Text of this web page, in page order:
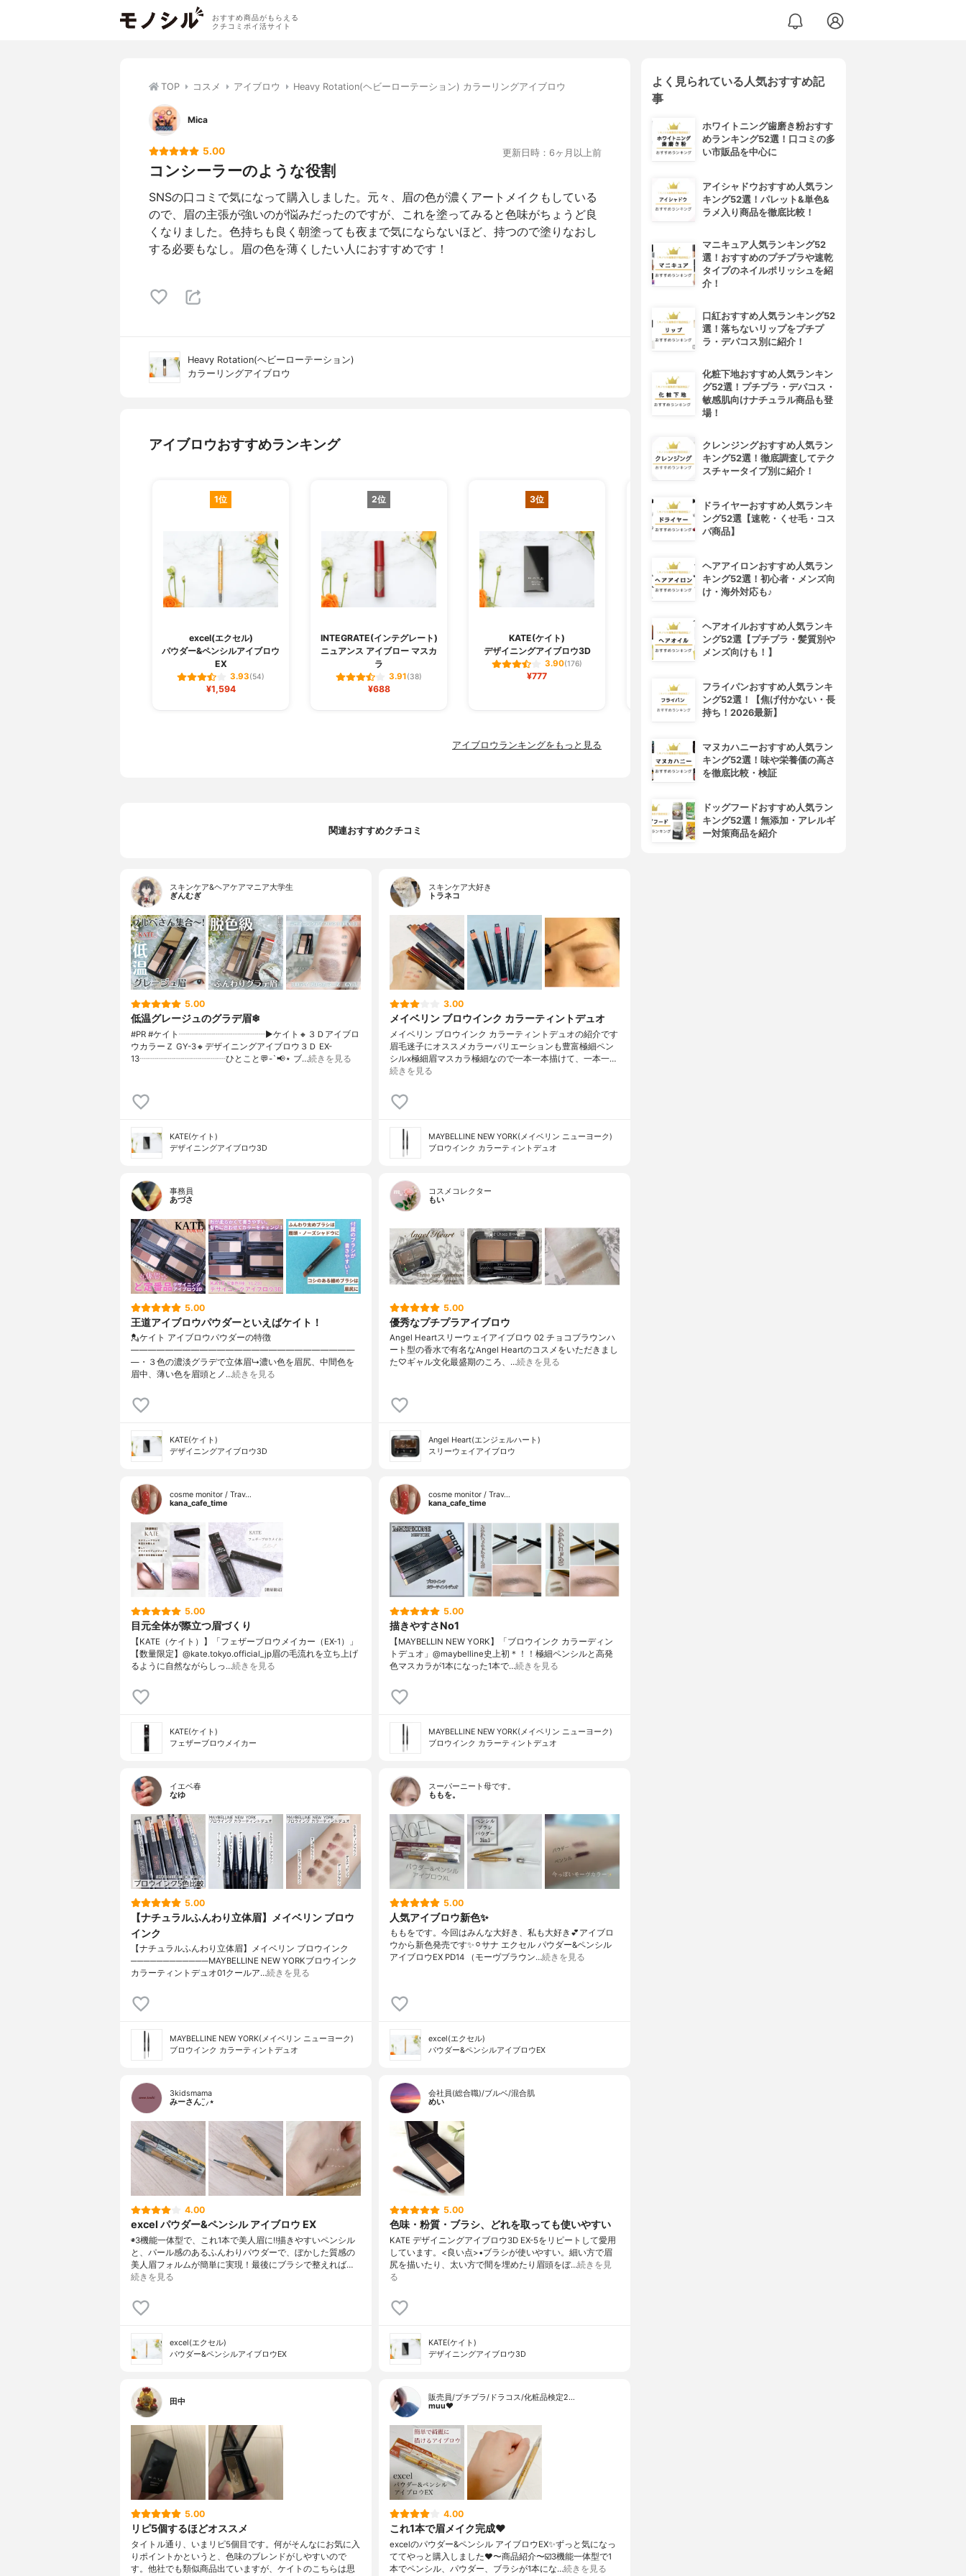
おすすめ商品がもらえる
クチコミポイ活サイト
TOP コスメ アイブロウ Heavy Rotation(ヘビーローテーション) カラーリングアイブロウ
Mica
5.00 更新日時：6ヶ月以上前
コンシーラーのような役割
SNSの口コミで気になって購入しました。元々、眉の色が濃くアートメイクもしている
ので、眉の主張が強いのが悩みだったのですが、これを塗ってみると色味がちょうど良
くなりました。色持ちも良く朝塗っても夜まで気にならないほど、持つので塗りなおし
する必要もなし。眉の色を薄くしたい人におすすめです！
Heavy Rotation(ヘビーローテーション)
カラーリングアイブロウ
アイブロウおすすめランキング
1位
excel(エクセル)
パウダー&ペンシルアイブロウ
EX
3.93(54)
¥1,594
2位
INTEGRATE(インテグレート)
ニュアンス アイブロー マスカ
ラ
3.91(38)
¥688
3位
KATE(ケイト)
デザイニングアイブロウ3D
3.90(176)
¥777
4位
Heavy Rotation(ヘビーローテ
ーション)
カラーリングアイブロウ
¥592
CEZANNE(セザンヌ)
アイブロウランキングをもっと見る
関連おすすめクチコミ
スキンケア&ヘアケアマニア大学生
ぎんむぎ
5.00
低温グレージュのグラデ眉❄
#PR #ケイト┈┈┈┈┈┈┈┈┈┈▶ケイト🔸３Ｄアイブロ
ウカラーＺ GY-3🔸デザイニングアイブロウ３Ｄ EX-
13┈┈┈┈┈┈┈┈┈┈ひとこと💬-`📢⋆ ブ…続きを見る
KATE(ケイト)
デザイニングアイブロウ3D
スキンケア大好き
トラネコ
3.00
メイベリン ブロウインク カラーティントデュオ
メイベリン ブロウインク カラーティントデュオの紹介です
眉毛迷子にオススメカラーバリエーションも豊富極細ペン
シルx極細眉マスカラ極細なので一本一本描けて、一本一…
続きを見る
MAYBELLINE NEW YORK(メイベリン ニューヨーク)
ブロウインク カラーティントデュオ
事務員
あづさ
5.00
王道アイブロウパウダーといえばケイト！
💂ケイト アイブロウパウダーの特徴
——————————————————————————
—・３色の濃淡グラデで立体眉↳濃い色を眉尻、中間色を
眉中、薄い色を眉頭とノ…続きを見る
KATE(ケイト)
デザイニングアイブロウ3D
コスメコレクター
もい
5.00
優秀なプチプラアイブロウ
Angel Heartスリーウェイアイブロウ 02 チョコブラウンハ
ート型の香水で有名なAngel Heartのコスメをいただきまし
た♡ギャル文化最盛期のころ、…続きを見る
Angel Heart(エンジェルハート)
スリーウェイアイブロウ
cosme monitor / Trav…
kana_cafe_time
5.00
目元全体が際立つ眉づくり
【KATE（ケイト）】「フェザーブロウメイカー（EX-1）」
【数量限定】@kate.tokyo.official_jp眉の毛流れを立ち上げ
るように自然ながらしっ…続きを見る
KATE(ケイト)
フェザーブロウメイカー
cosme monitor / Trav…
kana_cafe_time
5.00
描きやすさNo1
【MAYBELLIN NEW YORK】「ブロウインク カラーディン
トデュオ」@maybelline史上初＊！！極細ペンシルと高発
色マスカラが1本になった1本で…続きを見る
MAYBELLINE NEW YORK(メイベリン ニューヨーク)
ブロウインク カラーティントデュオ
イエベ春
なゆ
5.00
【ナチュラルふんわり立体眉】メイベリン ブロウ
インク
【ナチュラルふんわり立体眉】メイベリン ブロウインク
────────────MAYBELLINE NEW YORKブロウインク
カラーティントデュオ01クールア…続きを見る
MAYBELLINE NEW YORK(メイベリン ニューヨーク)
ブロウインク カラーティントデュオ
スーパーニート母です。
ももを。
5.00
人気アイブロウ新色✨
ももをです。今回はみんな大好き、私も大好き💕アイブロ
ウから新色発売です✨⚪︎サナ エクセル パウダー&ペンシル
アイブロウEX PD14 （モーヴブラウン…続きを見る
excel(エクセル)
パウダー&ペンシルアイブロウEX
3kidsmama
みーさん¨̮⸝⋆
4.00
excel パウダー&ペンシル アイブロウ EX
◉3機能一体型で、これ1本で美人眉に‼︎描きやすいペンシル
と、パール感のあるふんわりパウダーで、ぼかした質感の
美人眉フォルムが簡単に実現！最後にブラシで整えれば…
続きを見る
excel(エクセル)
パウダー&ペンシルアイブロウEX
会社員(総合職)/ブルベ/混合肌
めい
5.00
色味・粉質・ブラシ、どれを取っても使いやすい
KATE デザイニングアイブロウ3D EX-5をリピートして愛用
しています。<良い点>•ブラシが使いやすい。細い方で眉
尻を描いたり、太い方で間を埋めたり眉頭をぼ…続きを見
る
KATE(ケイト)
デザイニングアイブロウ3D
田中
5.00
リピ5個するほどオススメ
タイトル通り、いまリピ5個目です。何がそんなにお気に入
りポイントかというと、色味のブレンドがしやすいので
す。他社でも類似商品出ていますが、ケイトのこちらは思
販売員/プチプラ/ドラコス/化粧品検定2…
muu❤︎
4.00
これ1本で眉メイク完成❤️
excelのパウダー&ペンシル アイブロウEX✨ずっと気になっ
ててやっと購入しました❤️〜商品紹介〜☑️3機能一体型で1
本でペンシル、パウダー、ブラシが1本にな…続きを見る
よく見られている人気おすすめ記
事
ホワイトニング歯磨き粉おすす
めランキング52選！口コミの多
い市販品を中心に
アイシャドウおすすめ人気ラン
キング52選！パレット&単色&
ラメ入り商品を徹底比較！
マニキュア人気ランキング52
選！おすすめのプチプラや速乾
タイプのネイルポリッシュを紹
介！
口紅おすすめ人気ランキング52
選！落ちないリップをプチプ
ラ・デパコス別に紹介！
化粧下地おすすめ人気ランキン
グ52選！プチプラ・デパコス・
敏感肌向けナチュラル商品も登
場！
クレンジングおすすめ人気ラン
キング52選！徹底調査してテク
スチャータイプ別に紹介！
ドライヤーおすすめ人気ランキ
ング52選【速乾・くせ毛・コス
パ商品】
ヘアアイロンおすすめ人気ラン
キング52選！初心者・メンズ向
け・海外対応も♪
ヘアオイルおすすめ人気ランキ
ング52選【プチプラ・髪質別や
メンズ向けも！】
フライパンおすすめ人気ランキ
ング52選！【焦げ付かない・長
持ち！2026最新】
マヌカハニーおすすめ人気ラン
キング52選！味や栄養価の高さ
を徹底比較・検証
ドッグフードおすすめ人気ラン
キング52選！無添加・アレルギ
ー対策商品を紹介